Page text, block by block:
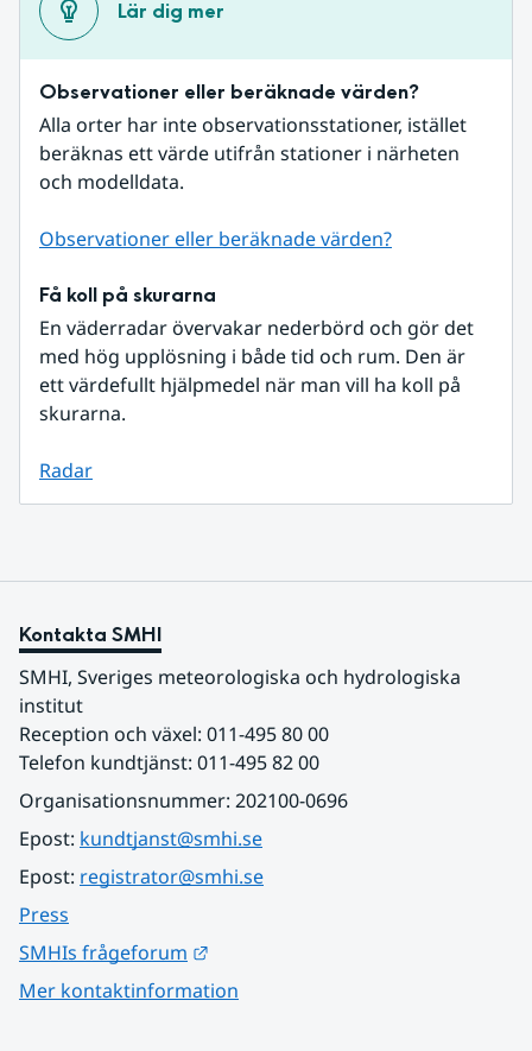
Lär dig mer
Observationer eller beräknade värden?
Alla orter har inte observationsstationer, istället
beräknas ett värde utifrån stationer i närheten
och modelldata.
Observationer eller beräknade värden?
Få koll på skurarna
En väderradar övervakar nederbörd och gör det
med hög upplösning i både tid och rum. Den är
ett värdefullt hjälpmedel när man vill ha koll på
skurarna.
Radar
Kontakta SMHI
SMHI, Sveriges meteorologiska och hydrologiska
institut
Reception och växel: 011-495 80 00
Telefon kundtjänst: 011-495 82 00
Organisationsnummer: 202100-0696
Epost: kundtjanst@smhi.se
Epost: registrator@smhi.se
Press
SMHIs frågeforum
Mer kontaktinformation